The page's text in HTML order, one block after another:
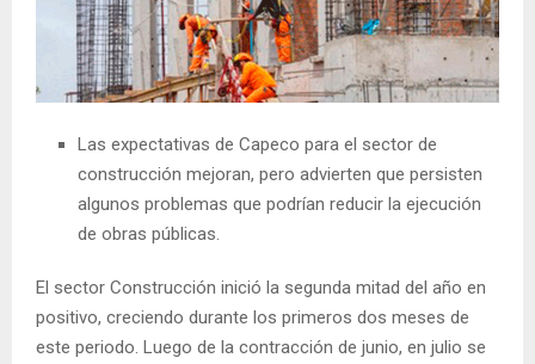
Las expectativas de Capeco para el sector de
construcción mejoran, pero advierten que persisten
algunos problemas que podrían reducir la ejecución
de obras públicas.
El sector Construcción inició la segunda mitad del año en
positivo, creciendo durante los primeros dos meses de
este periodo. Luego de la contracción de junio, en julio se